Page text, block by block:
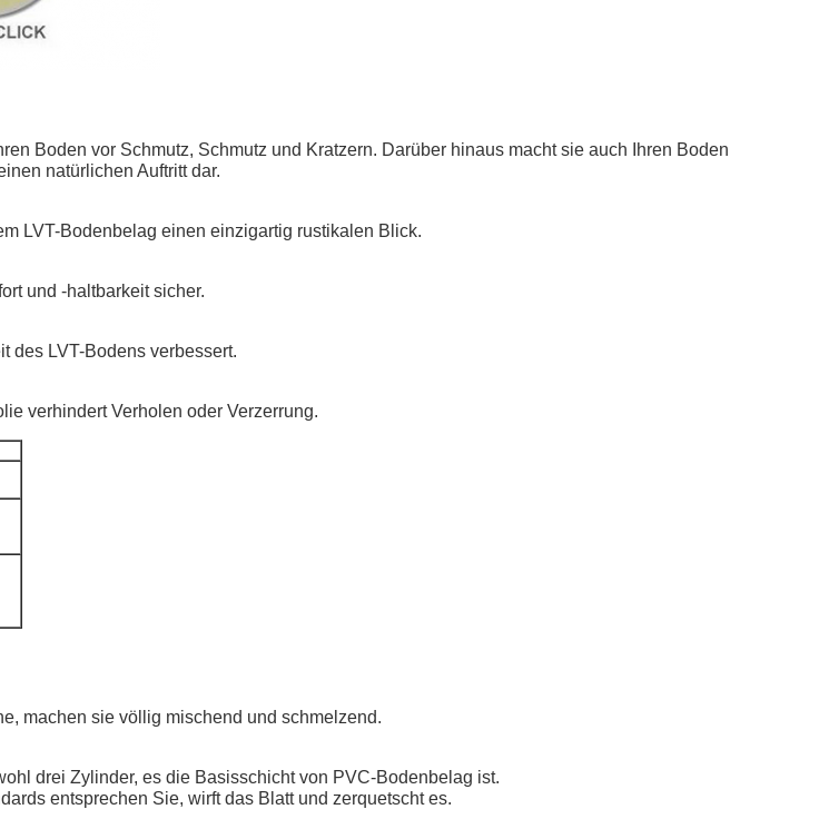
Boden vor Schmutz, Schmutz und Kratzern. Darüber hinaus macht sie auch Ihren Boden
natürlichen Auftritt dar.
LVT-Bodenbelag einen einzigartig rustikalen Blick.
und -haltbarkeit sicher.
des LVT-Bodens verbessert.
verhindert Verholen oder Verzerrung.
machen sie völlig mischend und schmelzend.
drei Zylinder, es die Basisschicht von PVC-Bodenbelag ist.
entsprechen Sie, wirft das Blatt und zerquetscht es.